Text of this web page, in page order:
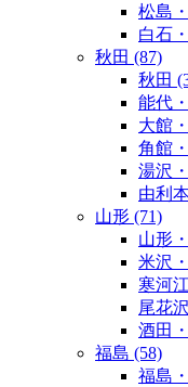
松島
白石
秋田 (87)
秋田
能代
大館
角館
湯沢
由利
山形 (71)
山形
米沢
寒河
尾花
酒田
福島 (58)
福島